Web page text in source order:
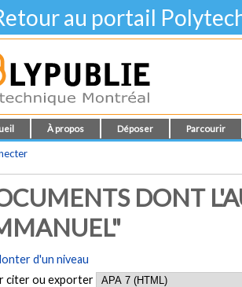
au portail
À propos Déposer Parcourir
DONT
d'un niveau
citer ou exporter